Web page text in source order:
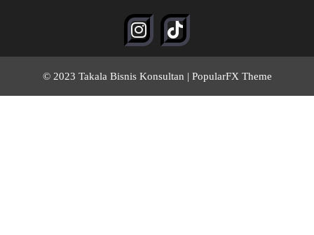
© 2023 Takala Bisnis Konsultan | PopularFX Theme